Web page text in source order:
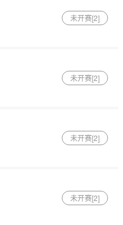
未开赛[2]
未开赛[2]
未开赛[2]
未开赛[2]